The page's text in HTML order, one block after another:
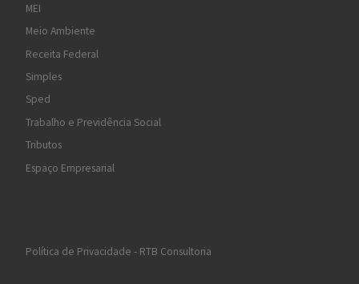
MEI
Meio Ambiente
Receita Federal
Simples
Sped
Trabalho e Previdência Social
Tributos
Espaço Empresarial
Política de Privacidade - RTB Consultoria